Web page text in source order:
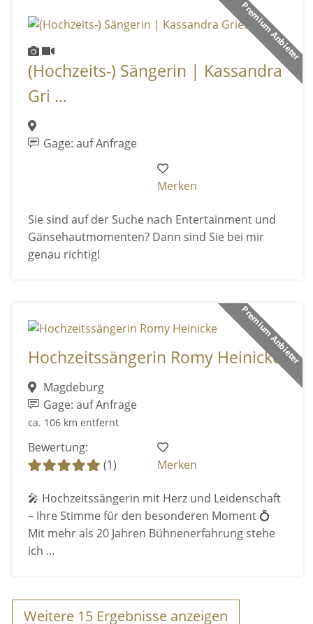
Premium Anbieter
(Hochzeits-) Sängerin | Kassandra
Gri ...
Gage: auf Anfrage
Merken
Sie sind auf der Suche nach Entertainment und
Gänsehautmomenten? Dann sind Sie bei mir
genau richtig!
Premium Anbieter
Hochzeitssängerin Romy Heinicke
Magdeburg
Gage: auf Anfrage
ca. 106 km entfernt
Bewertung:
(1)
Merken
🎤 Hochzeitssängerin mit Herz und Leidenschaft
– Ihre Stimme für den besonderen Moment 💍
Mit mehr als 20 Jahren Bühnenerfahrung stehe
ich ...
Weitere 15 Ergebnisse anzeigen